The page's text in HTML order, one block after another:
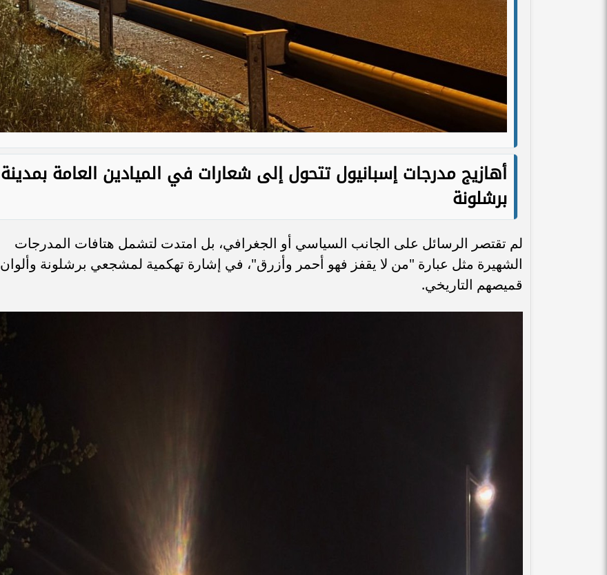
أهازيج مدرجات إسبانيول تتحول إلى شعارات في الميادين العامة بمدينة
برشلونة
لم تقتصر الرسائل على الجانب السياسي أو الجغرافي، بل امتدت لتشمل هتافات المدرجات
الشهيرة مثل عبارة "من لا يقفز فهو أحمر وأزرق"، في إشارة تهكمية لمشجعي برشلونة وألوان
قميصهم التاريخي.